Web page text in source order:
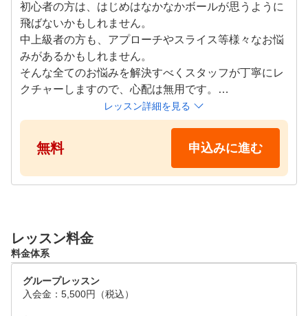
初心者の方は、はじめはなかなかボールが思うように
飛ばないかもしれません。
中上級者の方も、アプローチやスライス等様々なお悩
みがあるかもしれません。
そんな全てのお悩みを解決すべくスタッフが丁寧にレ
クチャーしますので、心配は無用です。
通常のレッスンに参加できますので雰囲気を味わえま
す。
●レッスンタイムスケジュール(各60分)
平日　10:00～20:00
土日祝　10:00～20:00
レッスン詳細を見る
無料 申込みに進む
レッスン料金
料金体系
グループレッスン
入会金：5,500円（税込）